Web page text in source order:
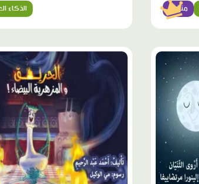
متقدّم الذكاء
محتوى